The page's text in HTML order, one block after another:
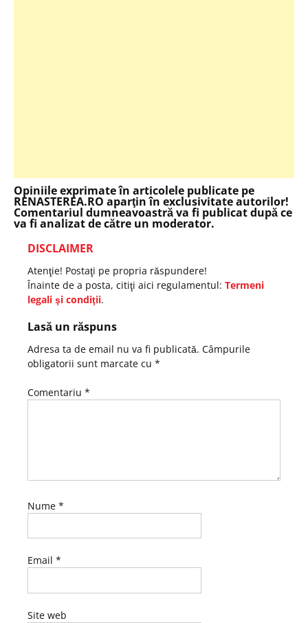
Opiniile exprimate în articolele publicate pe
RENASTEREA.RO aparţin în exclusivitate autorilor!
Comentariul dumneavoastră va fi publicat după ce
va fi analizat de către un moderator.
DISCLAIMER
Atenţie! Postaţi pe propria răspundere!
Înainte de a posta, citiţi aici regulamentul: Termeni
legali şi condiţii.
Lasă un răspuns
Adresa ta de email nu va fi publicată. Câmpurile
obligatorii sunt marcate cu *
Comentariu *
Nume *
Email *
Site web